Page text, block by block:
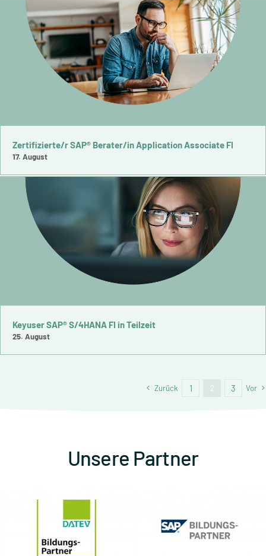
Zertifizierte/r SAP® Berater/in Application Associate FI
17. August
Keyuser SAP® S/4HANA FI in Teilzeit
25. August
Zurück 1 2 3 Vor
Unsere Partner